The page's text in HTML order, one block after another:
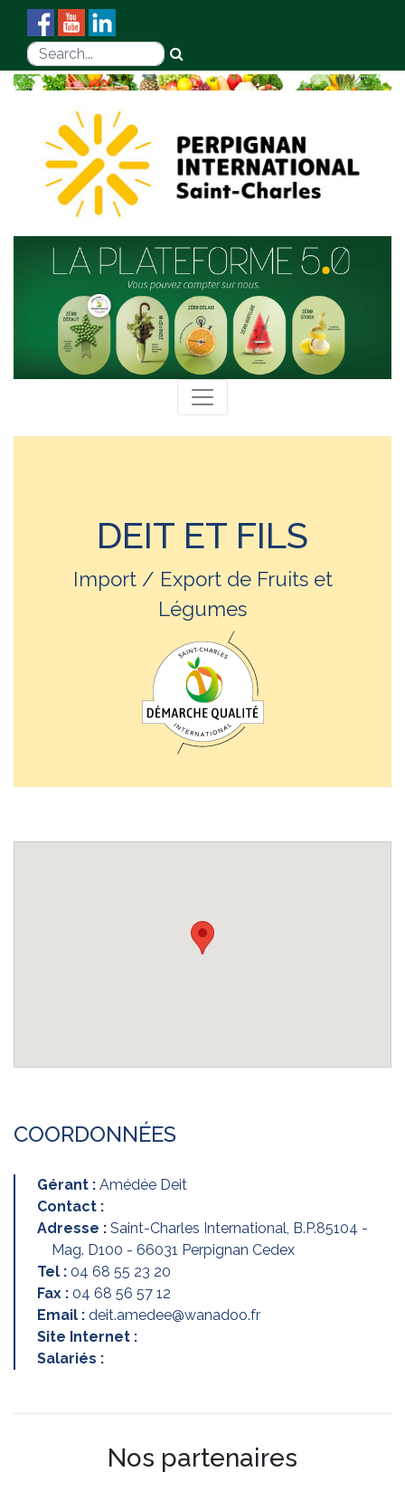
DEIT ET FILS
Import / Export de Fruits et
Légumes
COORDONNÉES
Gérant : Amédée Deit
Contact :
Adresse : Saint-Charles International, B.P.85104 -
Mag. D100 - 66031 Perpignan Cedex
Tel : 04 68 55 23 20
Fax : 04 68 56 57 12
Email : deit.amedee@wanadoo.fr
Site Internet :
Salariés :
Nos partenaires